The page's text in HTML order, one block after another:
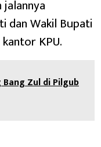
dan Wakil Bupati
KPU.
Zul di Pilgub